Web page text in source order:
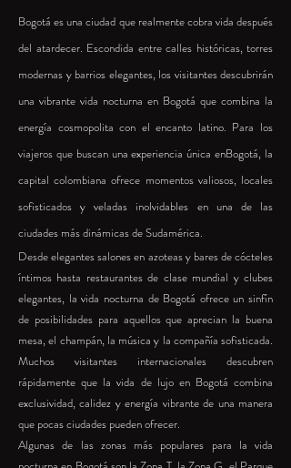
Bogotá es una ciudad que realmente cobra vida después
del atardecer. Escondida entre calles históricas, torres
modernas y barrios elegantes, los visitantes descubrirán
una vibrante vida nocturna en Bogotá que combina la
energía cosmopolita con el encanto latino. Para los
viajeros que buscan una experiencia única enBogotá, la
capital colombiana ofrece momentos valiosos, locales
sofisticados y veladas inolvidables en una de las
ciudades más dinámicas de Sudamérica.
Desde elegantes salones en azoteas y bares de cócteles
íntimos hasta restaurantes de clase mundial y clubes
elegantes, la vida nocturna de Bogotá ofrece un sinfín
de posibilidades para aquellos que aprecian la buena
mesa, el champán, la música y la compañía sofisticada.
Muchos visitantes internacionales descubren
rápidamente que la vida de lujo en Bogotá combina
exclusividad, calidez y energía vibrante de una manera
que pocas ciudades pueden ofrecer.
Algunas de las zonas más populares para la vida